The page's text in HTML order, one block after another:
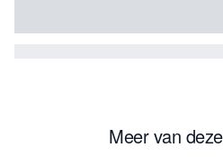
Meer van